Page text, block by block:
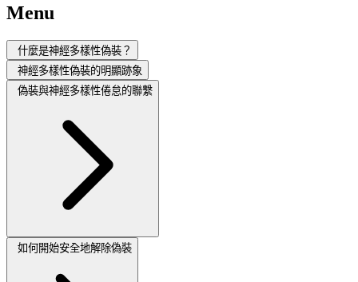
Menu
什麼是神經多樣性偽裝？
神經多樣性偽裝的明顯跡象
偽裝與神經多樣性倦怠的聯繫
如何開始安全地解除偽裝